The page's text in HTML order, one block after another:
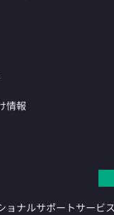
情報
ョナルサポートサービス